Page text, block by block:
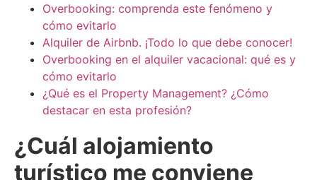
Overbooking: comprenda este fenómeno y
cómo evitarlo
Alquiler de Airbnb. ¡Todo lo que debe conocer!
Overbooking en el alquiler vacacional: qué es y
cómo evitarlo
¿Qué es el Property Management? ¿Cómo
destacar en esta profesión?
¿Cuál alojamiento
turístico me conviene